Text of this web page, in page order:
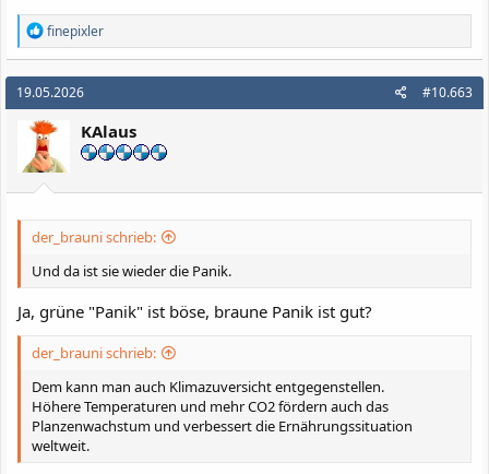
R
e
a
k
t
i
o
n
e
n
finepixler
19.05.2026 #10.663
KAlaus
der_brauni schrieb:
Und da ist sie wieder die Panik.
Ja, grüne "Panik" ist böse, braune Panik ist gut?
der_brauni schrieb:
Dem kann man auch Klimazuversicht entgegenstellen.
Höhere Temperaturen und mehr CO2 fördern auch das
Planzenwachstum und verbessert die Ernährungssituation
weltweit.